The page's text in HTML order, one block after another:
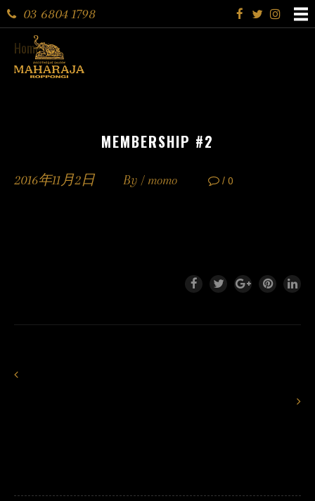
03 6804 1798
Home
MEMBERSHIP #2
2016年11月2日 By / momo / 0